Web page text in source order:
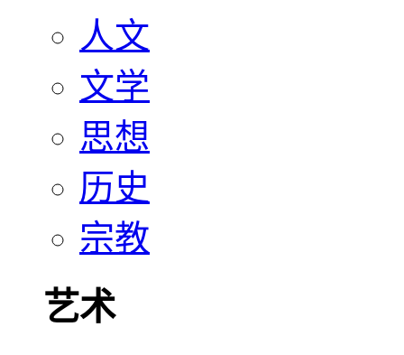
人文
文学
思想
历史
宗教
艺术